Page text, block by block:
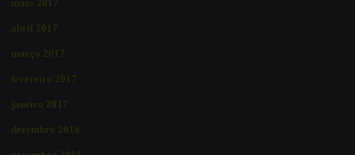
maio 2017
abril 2017
março 2017
fevereiro 2017
janeiro 2017
dezembro 2016